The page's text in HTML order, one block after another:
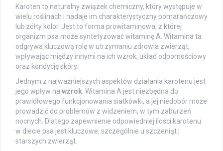
Karoten to naturalny związek chemiczny, który występuje w
wielu roślinach i nadaje im charakterystyczny pomarańczowy
lub żółty kolor. Jest to forma prowitaminowa, z której
organizm psa może syntetyzować witaminę A. Witamina ta
odgrywa kluczową rolę w utrzymaniu zdrowia zwierząt,
wpływając między innymi na ich wzrok, układ odpornościowy
oraz kondycję skóry.
Jednym z najważniejszych aspektów działania karotenu jest
jego wpływ na wzrok . Witamina A jest niezbędna do
prawidłowego funkcjonowania siatkówki, a jej niedobór może
prowadzić do problemów z widzeniem, w tym zaburzeń
nocnych. Dlatego zapewnienie odpowiedniej ilości karotenu
w diecie psa jest kluczowe, szczególnie u szczeniąt i
starszych zwierząt.